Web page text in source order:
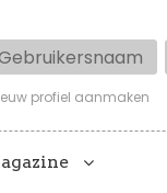
profiel aanmaken